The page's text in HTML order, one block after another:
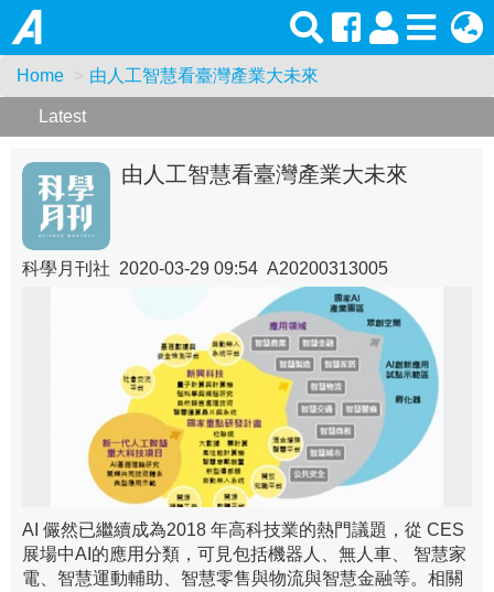
Home 由人工智慧看臺灣產業大未來
Latest
由人工智慧看臺灣產業大未來
科學月刊社 2020-03-29 09:54 A20200313005
AI 儼然已繼續成為2018 年高科技業的熱門議題，從 CES
展場中AI的應用分類，可見包括機器人、無人車、 智慧家
電、智慧運動輔助、智慧零售與物流與智慧金融等。相關